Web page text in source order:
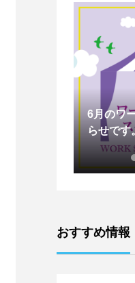
5月のワ
らせです
おすすめ情報